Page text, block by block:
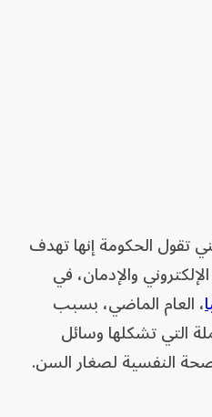
تقول الحكومة ‌إنها تهدف
والإدمان، في
، العام الماضي، بسبب
التي تشكلها وسائل
النفسية ​لصغار السن.